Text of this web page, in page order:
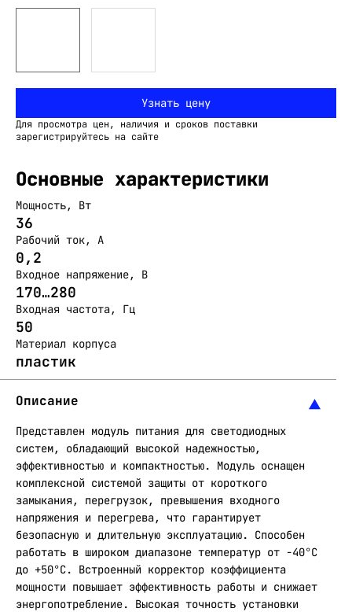
Узнать цену
Для просмотра цен, наличия и сроков поставки
зарегистрируйтесь на сайте
Основные характеристики
Мощность, Вт
36
Рабочий ток, А
0,2
Входное напряжение, В
170…280
Входная частота, Гц
50
Материал корпуса
пластик
Описание
Представлен модуль питания для светодиодных
систем, обладающий высокой надежностью,
эффективностью и компактностью. Модуль оснащен
комплексной системой защиты от короткого
замыкания, перегрузок, превышения входного
напряжения и перегрева, что гарантирует
безопасную и длительную эксплуатацию. Способен
работать в широком диапазоне температур от -40°С
до +50°С. Встроенный корректор коэффициента
мощности повышает эффективность работы и снижает
энергопотребление. Высокая точность установки